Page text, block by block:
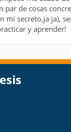
par de cosas
mi secreto,ja ja),
y aprender!